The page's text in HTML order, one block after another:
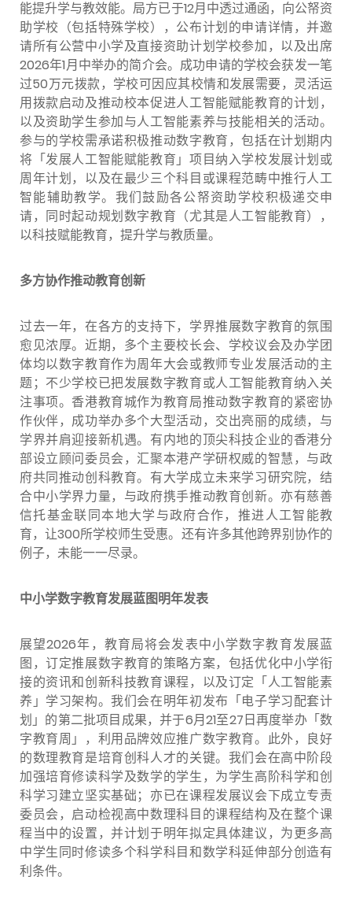
能提升学与教效能。局方已于12月中透过通函，向公帑资
助学校（包括特殊学校），公布计划的申请详情，并邀
请所有公营中小学及直接资助计划学校参加，以及出席
2026年1月中举办的简介会。成功申请的学校会获发一笔
过50万元拨款，学校可因应其校情和发展需要，灵活运
用拨款启动及推动校本促进人工智能赋能教育的计划，
以及资助学生参加与人工智能素养与技能相关的活动。
参与的学校需承诺积极推动数字教育，包括在计划期内
将「发展人工智能赋能教育」项目纳入学校发展计划或
周年计划，以及在最少三个科目或课程范畴中推行人工
智能辅助教学。我们鼓励各公帑资助学校积极递交申
请，同时起动规划数字教育（尤其是人工智能教育），
以科技赋能教育，提升学与教质量。
多方协作推动教育创新
过去一年，在各方的支持下，学界推展数字教育的氛围
愈见浓厚。近期，多个主要校长会、学校议会及办学团
体均以数字教育作为周年大会或教师专业发展活动的主
题；不少学校已把发展数字教育或人工智能教育纳入关
注事项。香港教育城作为教育局推动数字教育的紧密协
作伙伴，成功举办多个大型活动，交出亮丽的成绩，与
学界并肩迎接新机遇。有内地的顶尖科技企业的香港分
部设立顾问委员会，汇聚本港产学研权威的智慧，与政
府共同推动创科教育。有大学成立未来学习研究院，结
合中小学界力量，与政府携手推动教育创新。亦有慈善
信托基金联同本地大学与政府合作，推进人工智能教
育，让300所学校师生受惠。还有许多其他跨界别协作的
例子，未能一一尽录。
中小学数字教育发展蓝图明年发表
展望2026年，教育局将会发表中小学数字教育发展蓝
图，订定推展数字教育的策略方案，包括优化中小学衔
接的资讯和创新科技教育课程，以及订定「人工智能素
养」学习架构。我们会在明年初发布「电子学习配套计
划」的第二批项目成果，并于6月21至27日再度举办「数
字教育周」，利用品牌效应推广数字教育。此外，良好
的数理教育是培育创科人才的关键。我们会在高中阶段
加强培育修读科学及数学的学生，为学生高阶科学和创
科学习建立坚实基础；亦已在课程发展议会下成立专责
委员会，启动检视高中数理科目的课程结构及在整个课
程当中的设置，并计划于明年拟定具体建议，为更多高
中学生同时修读多个科学科目和数学科延伸部分创造有
利条件。